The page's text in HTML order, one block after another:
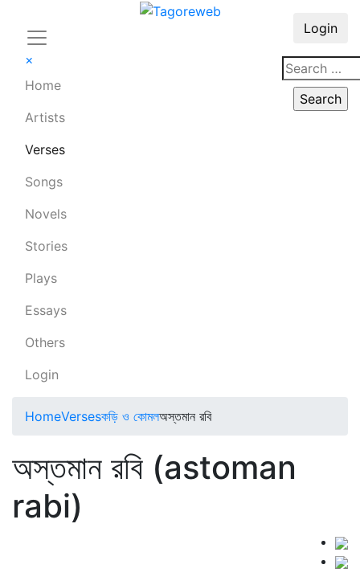
×
Home
Artists
Verses
Songs
Novels
Stories
Plays
Essays
Others
Login
Login
HomeVersesকড়ি ও কোমলঅস্তমান রবি
অস্তমান রবি (astoman
rabi)